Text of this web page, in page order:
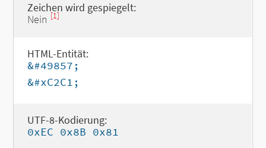
Zeichen wird gespiegelt:
Nein [1]
HTML-Entität:
&#49857;
&#xC2C1;
UTF-8-Kodierung:
0xEC 0x8B 0x81